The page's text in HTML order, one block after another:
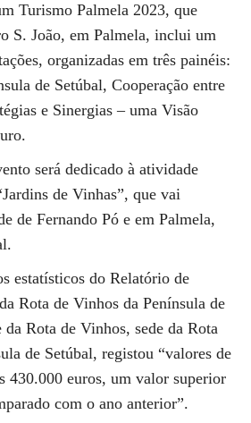
Turismo Palmela 2023, que
S. João, em Palmela, inclui um
organizadas em três painéis:
de Setúbal, Cooperação entre
e Sinergias – uma Visão
será dedicado à atividade
de Vinhas”, que vai
de Fernando Pó e em Palmela,
estatísticos do Relatório de
Rota de Vinhos da Península de
da Rota de Vinhos, sede da Rota
de Setúbal, registou “valores de
430.000 euros, um valor superior
com o ano anterior”.